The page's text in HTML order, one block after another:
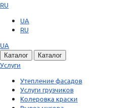
RU
UA
RU
UA
Каталог Каталог
Услуги
Утепление фасадов
Услуги грузчиков
Колеровка краски